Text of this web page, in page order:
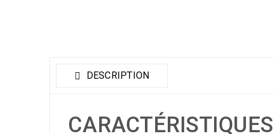
DESCRIPTION
CARACTÉRISTIQUES